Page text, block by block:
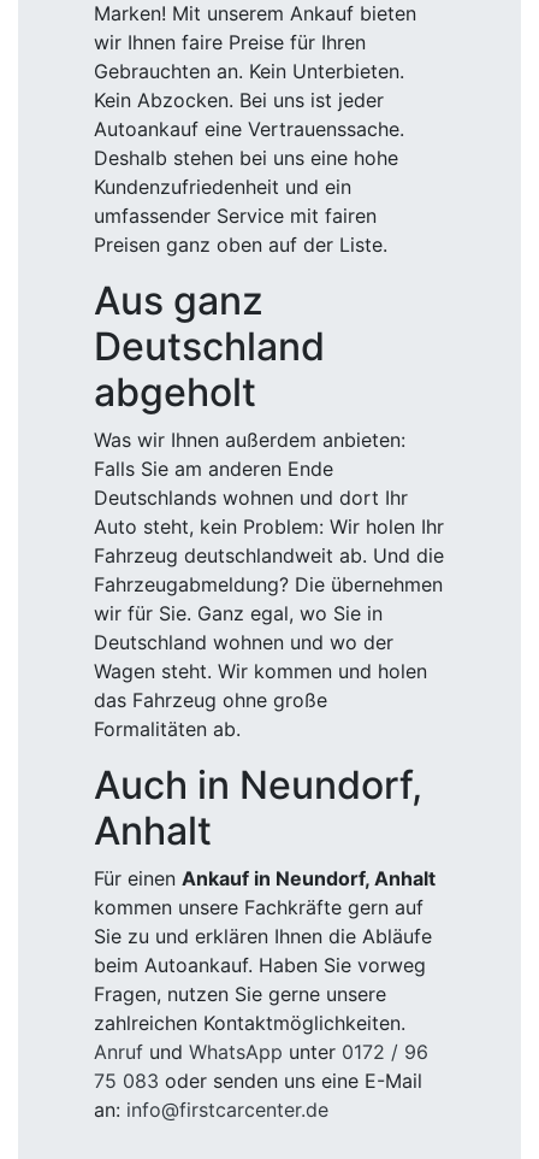
Marken! Mit unserem Ankauf bieten
wir Ihnen faire Preise für Ihren
Gebrauchten an. Kein Unterbieten.
Kein Abzocken. Bei uns ist jeder
Autoankauf eine Vertrauenssache.
Deshalb stehen bei uns eine hohe
Kundenzufriedenheit und ein
umfassender Service mit fairen
Preisen ganz oben auf der Liste.
Aus ganz
Deutschland
abgeholt
Was wir Ihnen außerdem anbieten:
Falls Sie am anderen Ende
Deutschlands wohnen und dort Ihr
Auto steht, kein Problem: Wir holen Ihr
Fahrzeug deutschlandweit ab. Und die
Fahrzeugabmeldung? Die übernehmen
wir für Sie. Ganz egal, wo Sie in
Deutschland wohnen und wo der
Wagen steht. Wir kommen und holen
das Fahrzeug ohne große
Formalitäten ab.
Auch in Neundorf,
Anhalt
Für einen Ankauf in Neundorf, Anhalt
kommen unsere Fachkräfte gern auf
Sie zu und erklären Ihnen die Abläufe
beim Autoankauf. Haben Sie vorweg
Fragen, nutzen Sie gerne unsere
zahlreichen Kontaktmöglichkeiten.
Anruf und WhatsApp unter 0172 / 96
75 083 oder senden uns eine E-Mail
an: info@firstcarcenter.de